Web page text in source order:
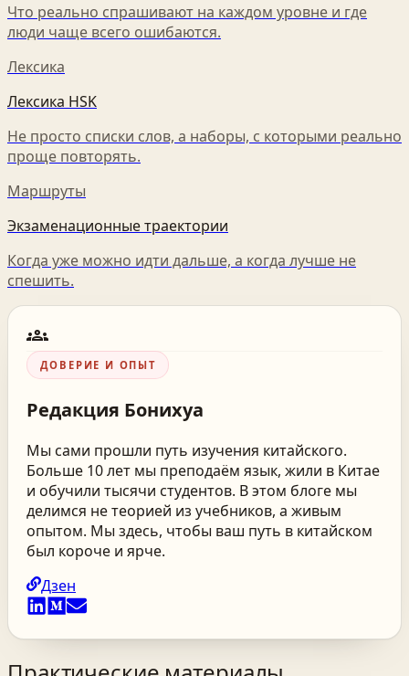
Что реально спрашивают на каждом уровне и где
люди чаще всего ошибаются.
Лексика
Лексика HSK
Не просто списки слов, а наборы, с которыми реально
проще повторять.
Маршруты
Экзаменационные траектории
Когда уже можно идти дальше, а когда лучше не
спешить.
groups
ДОВЕРИЕ И ОПЫТ
Редакция Бонихуа
Мы сами прошли путь изучения китайского.
Больше 10 лет мы преподаём язык, жили в Китае
и обучили тысячи студентов. В этом блоге мы
делимся не теорией из учебников, а живым
опытом. Мы здесь, чтобы ваш путь в китайском
был короче и ярче.
Дзен